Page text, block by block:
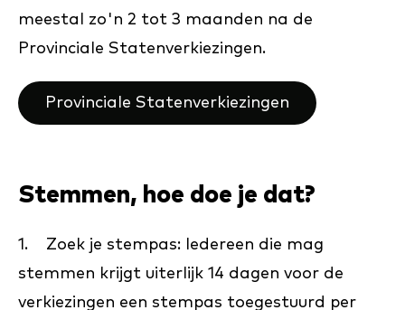
meestal zo'n 2 tot 3 maanden na de
Provinciale Statenverkiezingen.
Provinciale Statenverkiezingen
Stemmen, hoe doe je dat?
1. Zoek je stempas: Iedereen die mag
stemmen krijgt uiterlijk 14 dagen voor de
verkiezingen een stempas toegestuurd per